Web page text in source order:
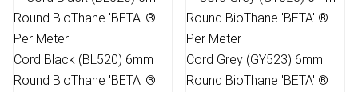
Cord Black (BL520) 6mm
Round BioThane 'BETA' ®
Cord Grey (GY523) 6mm
Round BioThane 'BETA' ®